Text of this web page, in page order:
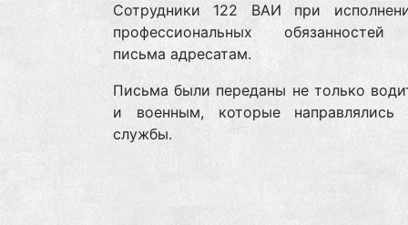
Сотрудники 122 ВАИ при
профессиональных обязанностей
письма адресатам.
Письма были переданы не только
и военным, которые
службы.